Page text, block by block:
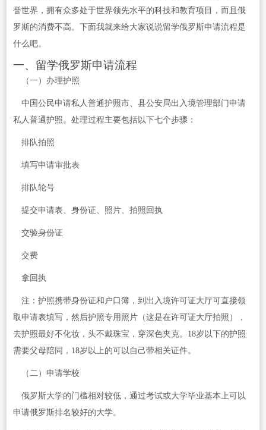
誉世界，拥有众多处于世界领先水平的科技和教育项目，而且俄
罗斯的消费不高。下面我就来给大家说说留学俄罗斯申请流程是
什么吧。
一、留学俄罗斯申请流程
（一）办理护照
中国公民申请私人普通护照市、县公安局出入境管理部门申请
私人普通护照。处理过程主要包括以下七个步骤：
排队拍照
填写申请审批表
排队轮号
提交申请表、身份证、照片、拍照回执
交验身份证
交费
拿回执
注：护照携带身份证和户口簿，到出入境许可证大厅可直接领
取申请表填写，然后护照专用照片（这是在许可证大厅拍照），
去护照最好不化妆，头不戴珠宝，穿深色夹克。18岁以下的护照
需要父母陪同，18岁以上的可以自己带相关证件。
（二）申请学校
俄罗斯大学的门槛相对较低，通过考试或大学毕业基本上可以
申请俄罗斯排名较好的大学。